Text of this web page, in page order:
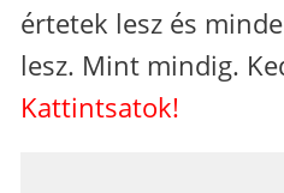
értetek lesz és
lesz. Mint mindig.
Kattintsatok!